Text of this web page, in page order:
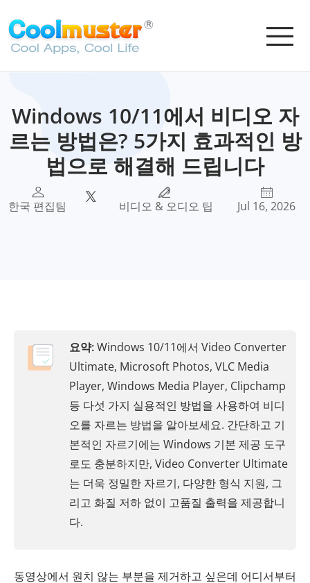
Windows 10/11에서 비디오 자
르는 방법은? 5가지 효과적인 방
법으로 해결해 드립니다
한국 편집팀 비디오 & 오디오 팁 Jul 16, 2026
요약:Windows 10/11에서 Video Converter
Ultimate, Microsoft Photos, VLC Media
Player, Windows Media Player, Clipchamp
등 다섯 가지 실용적인 방법을 사용하여 비디
오를 자르는 방법을 알아보세요. 간단하고 기
본적인 자르기에는 Windows 기본 제공 도구
로도 충분하지만, Video Converter Ultimate
는 더욱 정밀한 자르기, 다양한 형식 지원, 그
리고 화질 저하 없이 고품질 출력을 제공합니
다.
동영상에서 원치 않는 부분을 제거하고 싶은데 어디서부터